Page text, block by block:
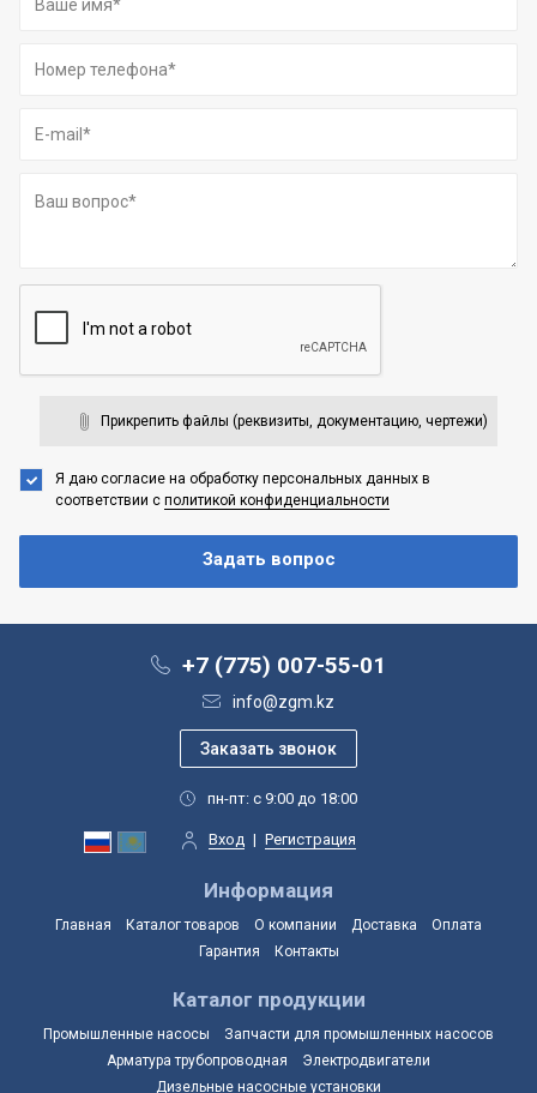
Прикрепить файлы (реквизиты, документацию, чертежи)
Я даю согласие на обработку персональных данных в
соответствии с политикой конфиденциальности
+7 (775) 007-55-01
info@zgm.kz
пн-пт: с 9:00 до 18:00
Вход | Регистрация
Информация
Главная Каталог товаров О компании Доставка
Оплата
Гарантия
Контакты
Каталог продукции
Промышленные насосы
Запчасти для промышленных насосов
Арматура трубопроводная
Электродвигатели
Дизельные насосные установки